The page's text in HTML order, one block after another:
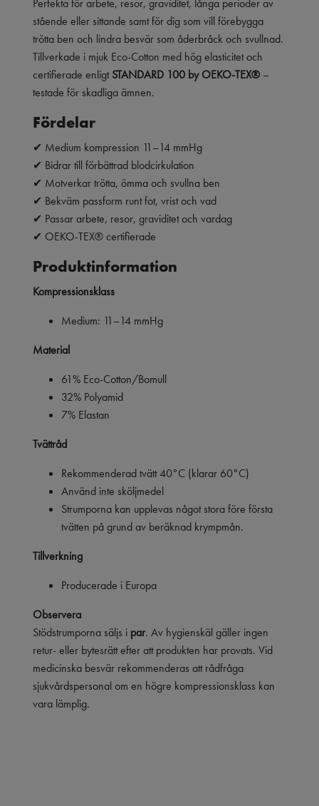
Perfekta för arbete, resor, graviditet, långa perioder av
stående eller sittande samt för dig som vill förebygga
trötta ben och lindra besvär som åderbråck och svullnad.
Tillverkade i mjuk Eco-Cotton med hög elasticitet och
certifierade enligtSTANDARD 100 by OEKO-TEX® –
testade för skadliga ämnen.
Fördelar
✔ Medium kompression 11–14 mmHg
✔ Bidrar till förbättrad blodcirkulation
✔ Motverkar trötta, ömma och svullna ben
✔ Bekväm passform runt fot, vrist och vad
✔ Passar arbete, resor, graviditet och vardag
✔ OEKO-TEX® certifierade
Produktinformation
Kompressionsklass
Medium: 11–14 mmHg
Material
61% Eco-Cotton/Bomull
32% Polyamid
7% Elastan
Tvättråd
Rekommenderad tvätt 40°C (klarar 60°C)
Använd inte sköljmedel
Strumporna kan upplevas något stora före första
tvätten på grund av beräknad krympmån.
Tillverkning
Producerade i Europa
Observera
Stödstrumporna säljs i par. Av hygienskäl gäller ingen
retur- eller bytesrätt efter att produkten har provats. Vid
medicinska besvär rekommenderas att rådfråga
sjukvårdspersonal om en högre kompressionsklass kan
vara lämplig.